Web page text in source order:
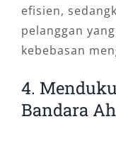
efisien,
pelanggan
kebebasan
4.
Bandara